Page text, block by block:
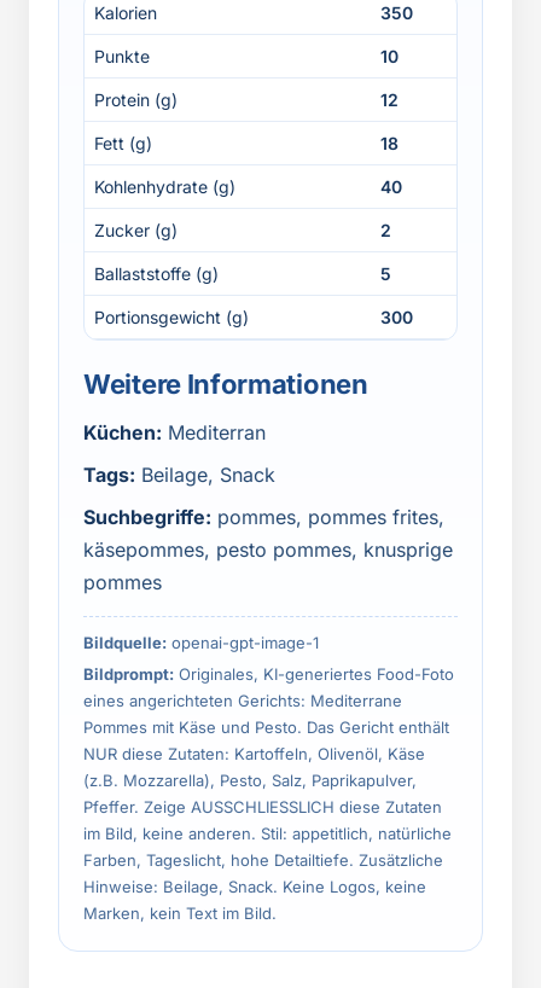
Kalorien 350
Punkte 10
Protein (g) 12
Fett (g) 18
Kohlenhydrate (g) 40
Zucker (g) 2
Ballaststoffe (g) 5
Portionsgewicht (g) 300
Weitere Informationen
Küchen: Mediterran
Tags: Beilage, Snack
Suchbegriffe: pommes, pommes frites,
käsepommes, pesto pommes, knusprige
pommes
Bildquelle: openai-gpt-image-1
Bildprompt: Originales, KI-generiertes Food-Foto
eines angerichteten Gerichts: Mediterrane
Pommes mit Käse und Pesto. Das Gericht enthält
NUR diese Zutaten: Kartoffeln, Olivenöl, Käse
(z.B. Mozzarella), Pesto, Salz, Paprikapulver,
Pfeffer. Zeige AUSSCHLIESSLICH diese Zutaten
im Bild, keine anderen. Stil: appetitlich, natürliche
Farben, Tageslicht, hohe Detailtiefe. Zusätzliche
Hinweise: Beilage, Snack. Keine Logos, keine
Marken, kein Text im Bild.